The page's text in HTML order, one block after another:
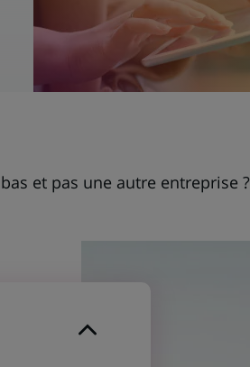
et pas une autre entreprise ?